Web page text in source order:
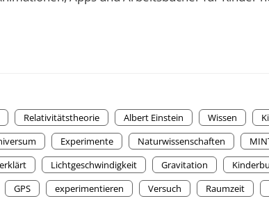
Relativitätstheorie Albert Einstein Wissen
Experimente Naturwissenschaften
Lichtgeschwindigkeit Gravitation
GPS experimentieren Versuch Raumzeit